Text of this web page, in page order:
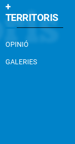
+
TERRITORIS
OPINIÓ
GALERIES